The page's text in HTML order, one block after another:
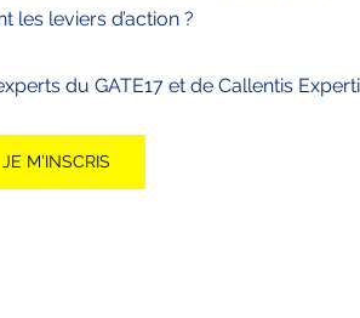
les leviers d’action ?​​​
du GATE17 et de Callentis
JE M'INSCRIS